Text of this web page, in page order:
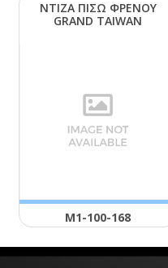
ΝΤΙΖΑ ΠΙΣΩ ΦΡΕΝΟΥ
GRΑΝD ΤΑΙWΑΝ
Μ1-100-168